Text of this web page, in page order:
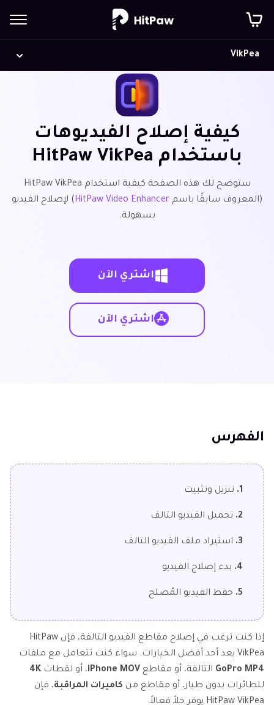
VikPea
كيفية إصلاح الفيديوهات
باستخدام HitPaw VikPea
ستوضح لك هذه الصفحة كيفية استخدام HitPaw VikPea
(المعروف سابقًا باسم HitPaw Video Enhancer) لإصلاح الفيديو
بسهولة.
اشتري الآن
اشتري الآن
الفهرس
1. تنزيل وتثبيت
2. تحميل الفيديو التالف
3. استيراد ملف الفيديو التالف
4. بدء إصلاح الفيديو
5. حفظ الفيديو المُصلح
إذا كنت ترغب في إصلاح مقاطع الفيديو التالفة، فإن HitPaw
VikPea يعد أحد أفضل الخيارات. سواء كنت تتعامل مع ملفات
GoPro MP4 التالفة، أو مقاطع iPhone MOV، أو لقطات4K
للطائرات بدون طيار، أو مقاطع من كاميرات المراقبة، فإن
HitPaw VikPea يوفر حلاً فعالاً.